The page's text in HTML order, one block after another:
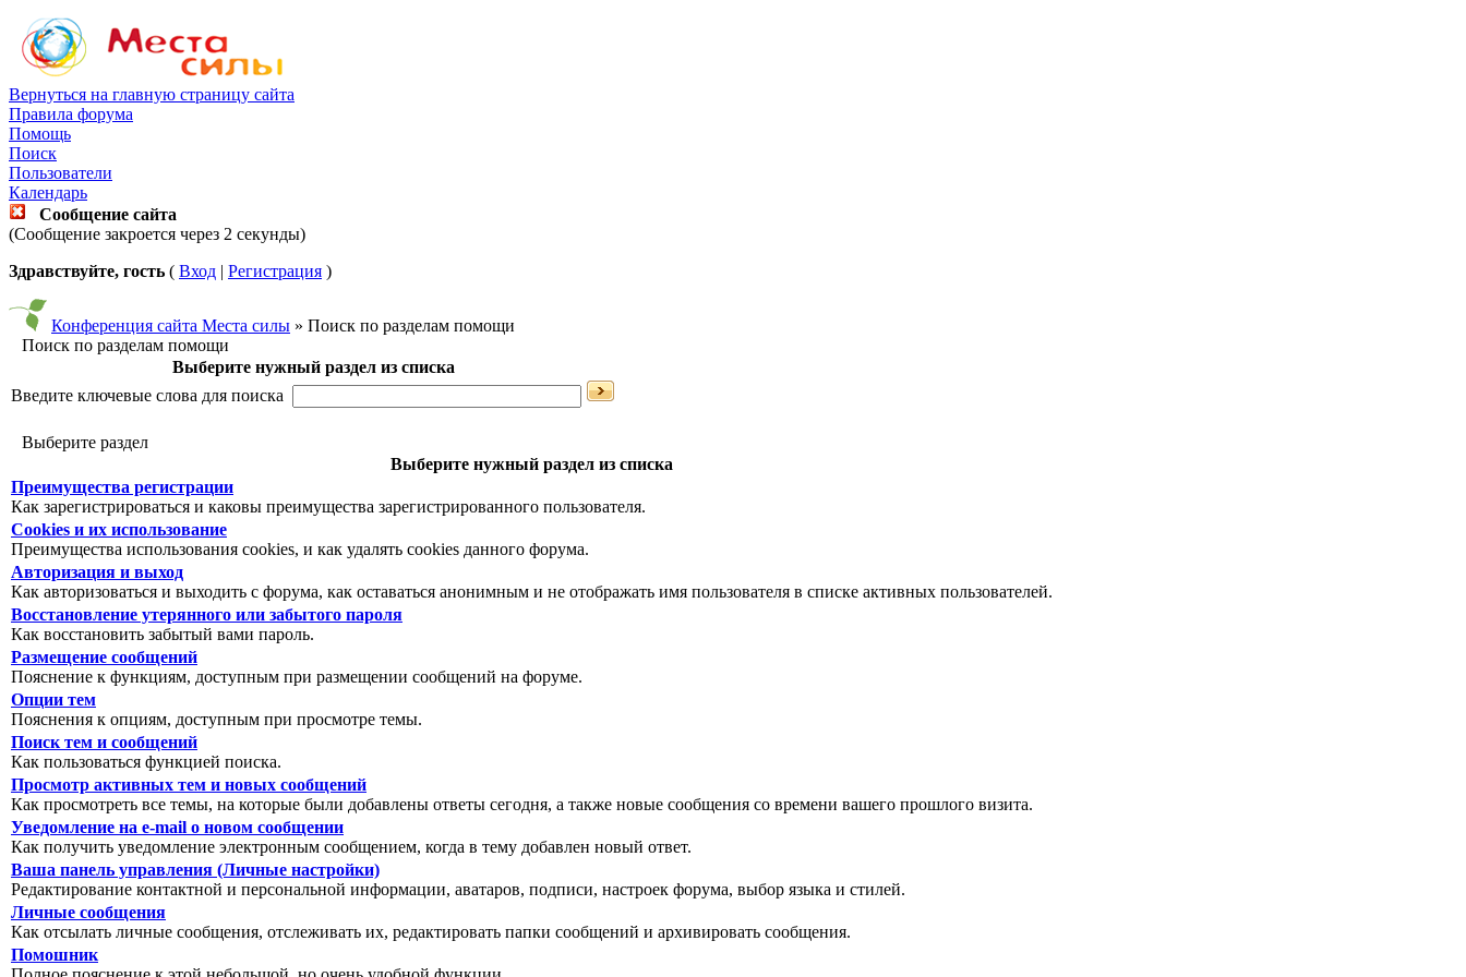
Вернуться на главную страницу сайта
Правила форума
Помощь
Поиск
Пользователи
Календарь
Сообщение сайта
(Сообщение закроется через 2 секунды)
Здравствуйте, гость ( Вход | Регистрация )
Конференция сайта Места силы » Поиск по разделам помощи
Поиск по разделам помощи
Выберите нужный раздел из списка
Введите ключевые слова для поиска
Выберите раздел
Выберите нужный раздел из списка
Преимущества регистрации
Как зарегистрироваться и каковы преимущества зарегистрированного пользователя.
Cookies и их использование
Преимущества использования cookies, и как удалять cookies данного форума.
Авторизация и выход
Как авторизоваться и выходить с форума, как оставаться анонимным и не отображать имя пользователя в списке активных пользователей.
Восстановление утерянного или забытого пароля
Как восстановить забытый вами пароль.
Размещение сообщений
Пояснение к функциям, доступным при размещении сообщений на форуме.
Опции тем
Пояснения к опциям, доступным при просмотре темы.
Поиск тем и сообщений
Как пользоваться функцией поиска.
Просмотр активных тем и новых сообщений
Как просмотреть все темы, на которые были добавлены ответы сегодня, а также новые сообщения со времени вашего прошлого визита.
Уведомление на е-mail о новом сообщении
Как получить уведомление электронным сообщением, когда в тему добавлен новый ответ.
Ваша панель управления (Личные настройки)
Редактирование контактной и персональной информации, аватаров, подписи, настроек форума, выбор языка и стилей.
Личные сообщения
Как отсылать личные сообщения, отслеживать их, редактировать папки сообщений и архивировать сообщения.
Помошник